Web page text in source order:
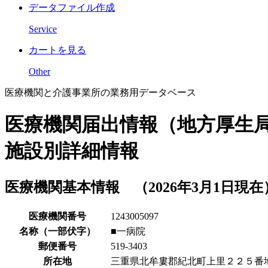
データファイル作成
Service
カートを見る
Other
医療機関と介護事業所の業務用データベース
医療機関届出情報（地方厚生局
施設別詳細情報
医療機関基本情報 （2026年3月1日現在
医療機関番号
1243005097
名称（一部伏字）
■一病院
郵便番号
519-3403
所在地
三重県北牟婁郡紀北町上里２２５番